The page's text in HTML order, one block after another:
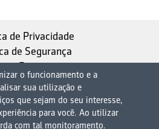
de Privacidade
de Segurança
Estatuto
MAG, uma empresa do
MAG
o funcionamento e a
sua utilização e
que sejam do seu interesse,
para você. Ao utilizar
com tal monitoramento.